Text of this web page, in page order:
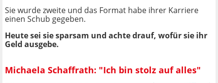
Sie wurde zweite und das Format habe ihrer Karriere
einen Schub gegeben.
Heute sei sie sparsam und achte drauf, wofür sie ihr
Geld ausgebe.
Michaela Schaffrath: "Ich bin stolz auf alles"